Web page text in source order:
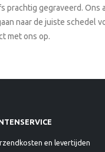
prachtig gegraveerd. Ons
naar de juiste schedel
met ons op.
en levertijden